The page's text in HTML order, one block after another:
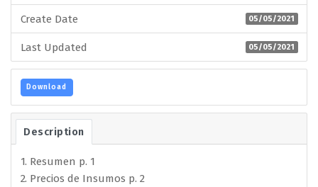
Create Date 05/05/2021
Last Updated 05/05/2021
Download
Description
1. Resumen p. 1
2. Precios de Insumos p. 2